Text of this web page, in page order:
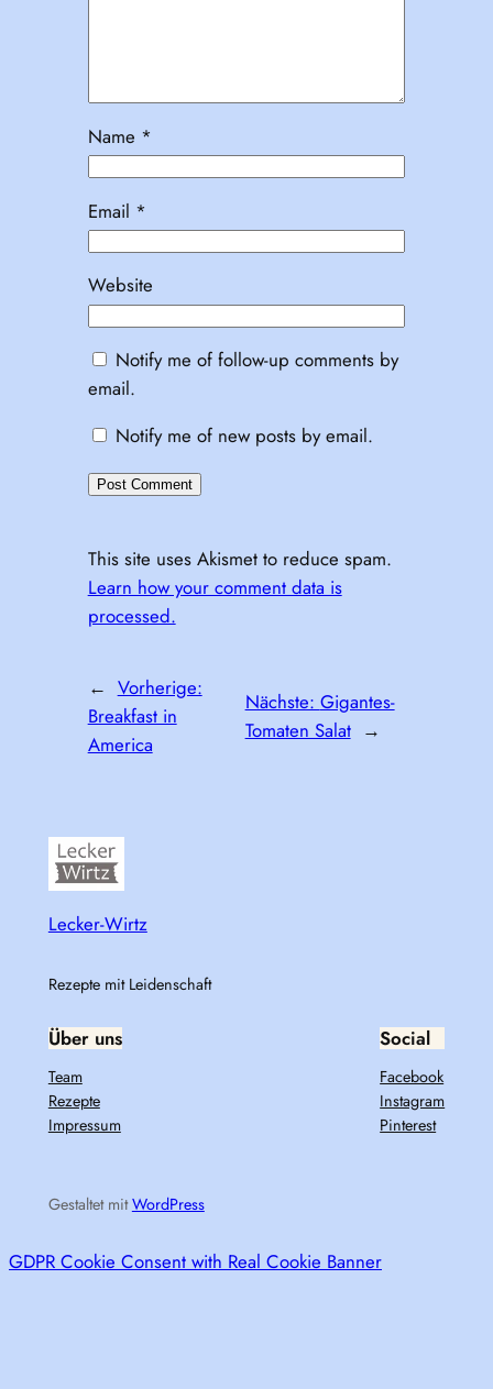
Name *
Email *
Website
Notify me of follow-up comments by
email.
Notify me of new posts by email.
This site uses Akismet to reduce spam.
Learn how your comment data is
processed.
← Vorherige:
Breakfast in
America
Nächste: Gigantes-
Tomaten Salat →
Lecker-Wirtz
Rezepte mit Leidenschaft
Über uns
Team
Rezepte
Impressum
Social
Facebook
Instagram
Pinterest
Gestaltet mitWordPress
GDPR Cookie Consent with Real Cookie Banner